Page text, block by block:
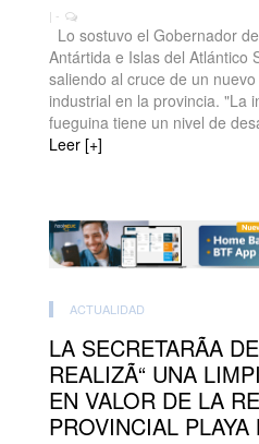
| -
Lo sostuvo el Gobernador
Antártida e Islas del Atlántico
saliendo al cruce de un
industrial en la provincia. "La
fueguina tiene un nivel de
Leer [+]
ACTUALIDAD
LA SECRETARÃA
REALIZÃ“ UNA
EN VALOR DE LA
PROVINCIAL PLAYA